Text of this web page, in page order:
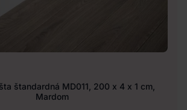
štandardná MD011, 200 x 4 x 1 cm,
Mardom